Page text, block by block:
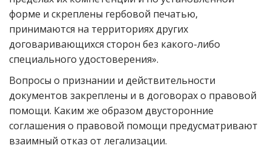
форме и скреплены гербовой печатью,
принимаются на территориях других
договаривающихся сторон без какого-либо
специального удостоверения».
Вопросы о признании и действительности
документов закреплены и в договорах о правовой
помощи. Каким же образом двусторонние
соглашения о правовой помощи предусматривают
взаимный отказ от легализации.